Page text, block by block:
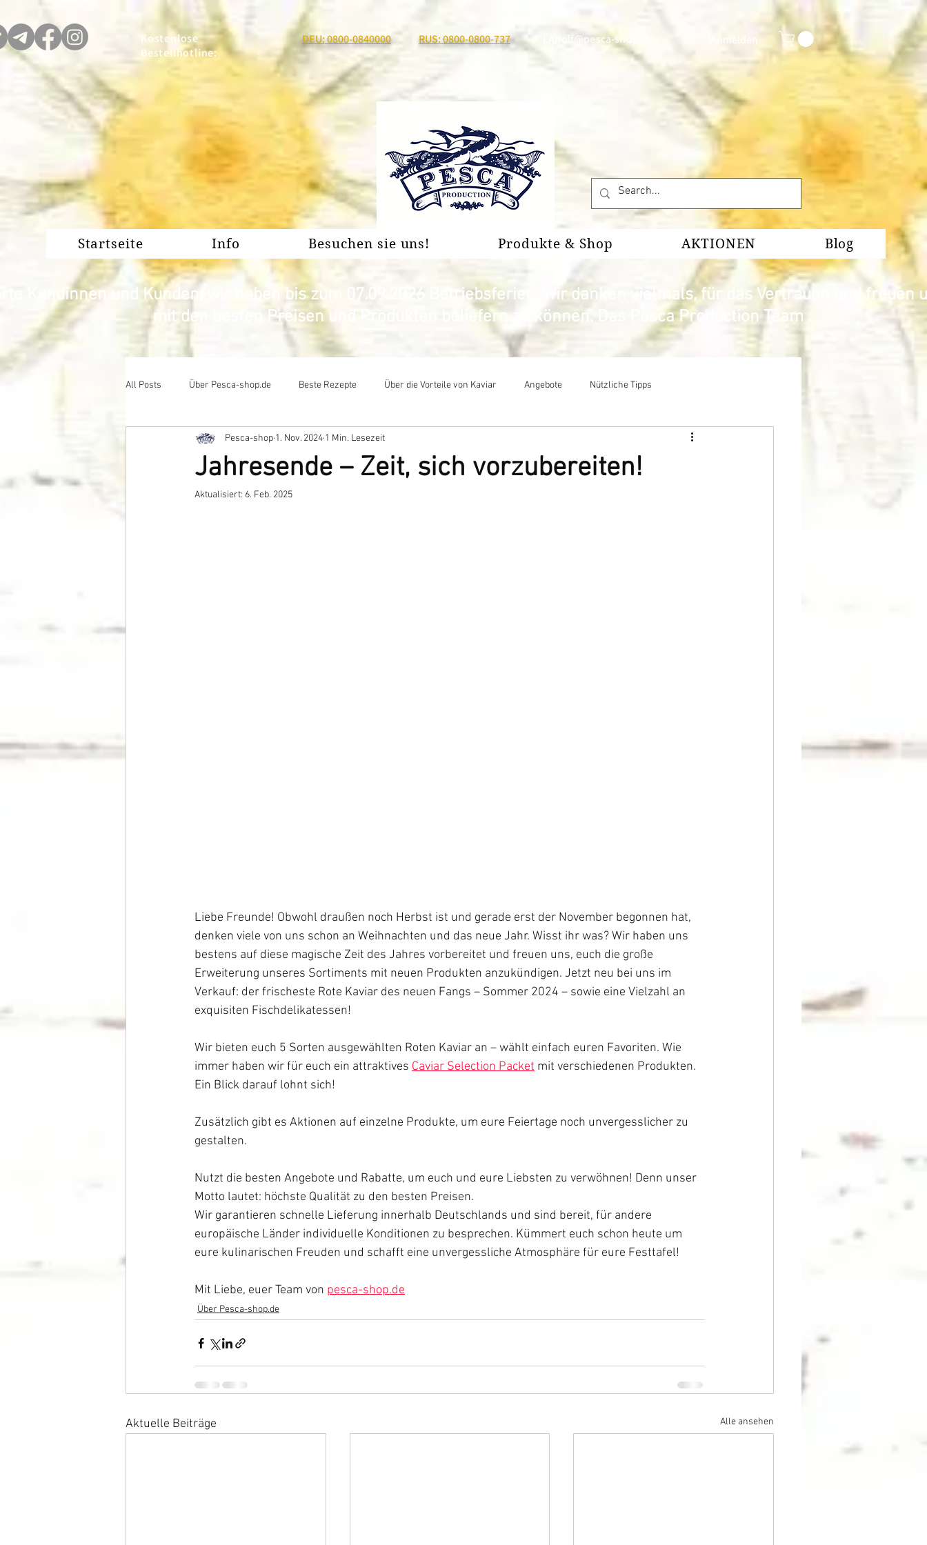
Kostenlose
Bestellhotline:
DEU: 0800-0840000 RUS: 0800-0800-737 I.Adolf@pesca-shop.de Anmelden
Startseite Info Besuchen sie uns! Produkte & Shop AKTIONEN Blog
Kundinnen und Kunden, wir haben bis zum 07.09.2026 Betriebsferien. Wir danken vielmals, für das Vertrauen und freuen
mit den besten Preisen und Produkten beliefern zu können. Das Pesca Production Team
All Posts Über Pesca-shop.de Beste Rezepte ​Über die Vorteile von Kaviar Angebote Nützliche Tipps
Jahresende – Zeit, sich vorzubereiten!
Pesca-shop 1. Nov. 2024 1 Min. Lesezeit
Aktualisiert: 6. Feb. 2025
Liebe Freunde! Obwohl draußen noch Herbst ist und gerade erst der November begonnen hat,
denken viele von uns schon an Weihnachten und das neue Jahr. Wisst ihr was? Wir haben uns
bestens auf diese magische Zeit des Jahres vorbereitet und freuen uns, euch die große
Erweiterung unseres Sortiments mit neuen Produkten anzukündigen. Jetzt neu bei uns im
Verkauf: der frischeste Rote Kaviar des neuen Fangs – Sommer 2024 – sowie eine Vielzahl an
exquisiten Fischdelikatessen!
Wir bieten euch 5 Sorten ausgewählten Roten Kaviar an – wählt einfach euren Favoriten. Wie
immer haben wir für euch ein attraktives Caviar Selection Packet mit verschiedenen Produkten.
Ein Blick darauf lohnt sich!
Zusätzlich gibt es Aktionen auf einzelne Produkte, um eure Feiertage noch unvergesslicher zu
gestalten.
Nutzt die besten Angebote und Rabatte, um euch und eure Liebsten zu verwöhnen! Denn unser
Motto lautet: höchste Qualität zu den besten Preisen.
Wir garantieren schnelle Lieferung innerhalb Deutschlands und sind bereit, für andere
europäische Länder individuelle Konditionen zu besprechen. Kümmert euch schon heute um
eure kulinarischen Freuden und schafft eine unvergessliche Atmosphäre für eure Festtafel!
Mit Liebe, euer Team von pesca-shop.de
Über Pesca-shop.de
Aktuelle Beiträge Alle ansehen